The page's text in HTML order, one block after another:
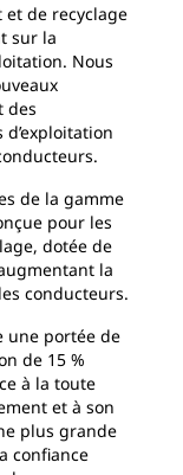
de recyclage
sur la
Nous
des
de la gamme
pour les
dotée de
la
conducteurs.
une portée de
de 15 %
à la toute
et à son
plus grande
confiance